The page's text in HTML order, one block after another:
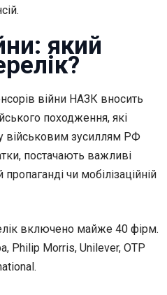
який
війни НАЗК вносить
походження, які
військовим зусиллям РФ
постачають важливі
чи мобілізаційній
включено майже 40 фірм.
, Philip Morris, Unilever, OTP
.